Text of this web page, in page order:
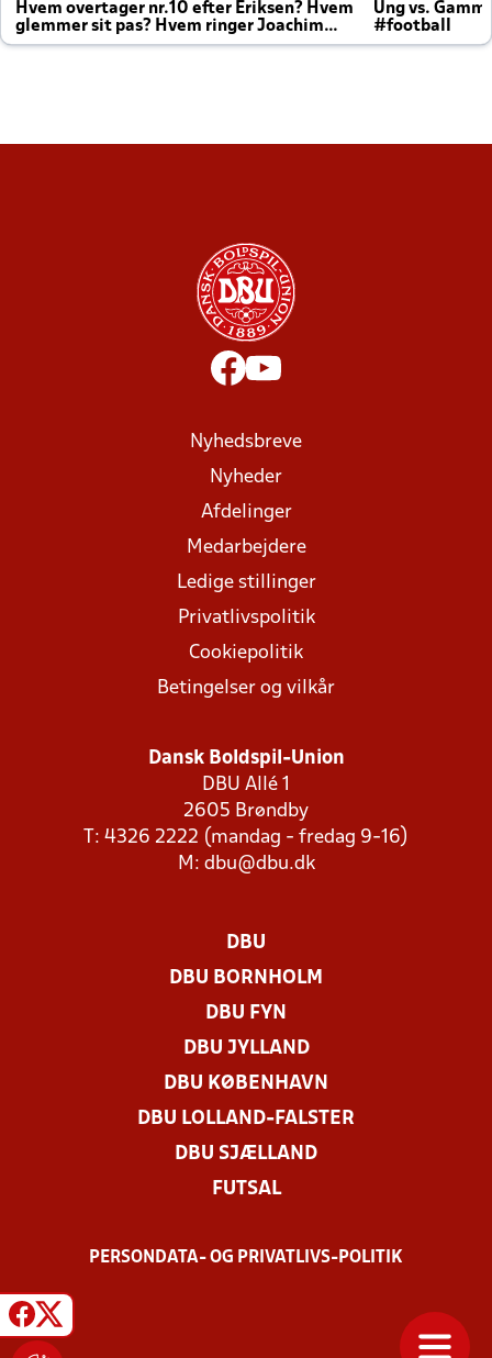
Hvem overtager nr.10 efter Eriksen? Hvem
glemmer sit pas? Hvem ringer Joachim
altid til efter kampe?
Ung vs.
#football
Nyhedsbreve
Nyheder
Afdelinger
Medarbejdere
Ledige stillinger
Privatlivspolitik
Cookiepolitik
Betingelser og vilkår
Dansk Boldspil-Union
DBU Allé 1
2605 Brøndby
T: 4326 2222 (mandag - fredag 9-16)
M: dbu@dbu.dk
DBU
DBU BORNHOLM
DBU FYN
DBU JYLLAND
DBU KØBENHAVN
DBU LOLLAND-FALSTER
DBU SJÆLLAND
FUTSAL
PERSONDATA- OG PRIVATLIVS-POLITIK